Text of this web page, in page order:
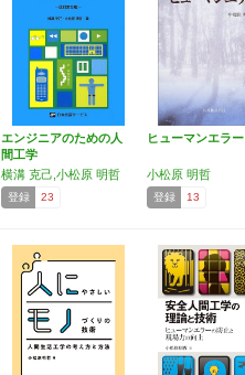
エンジニアのための人
間工学
横溝 克己,小松原 明哲
登録 23
ヒューマンエラー
小松原 明哲
登録 13